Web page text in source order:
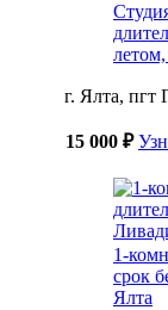
г. Ялта, пгт
15 000 ₽
1-
срок
Ялта